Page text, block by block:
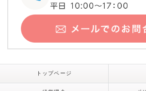
トップページ